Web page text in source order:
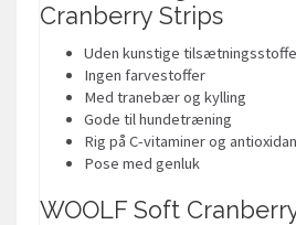
Cranberry Strips
Uden kunstige
Ingen farvestoffer
Med tranebær og kylling
Gode til hundetræning
Rig på C-vitaminer og
Pose med genluk
WOOLF Soft